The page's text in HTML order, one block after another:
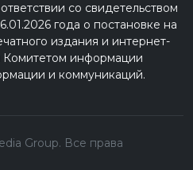
со свидетельством
года о постановке на
издания и интернет-
информации
и коммуникаций.
Group. Все права